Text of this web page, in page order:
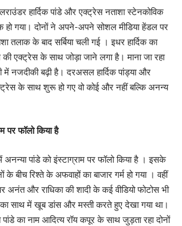
हार्दिक पांडे और एक्ट्रेस नताशा स्टेनकोविक
हो गया। दोनों ने अपने-अपने सोशल मीडिया हेंडल पर
तलाक के बाद सर्बिया चली गई । इधर हार्दिक का
एक्ट्रेस के साथ जोड़ा जाने लगा है। माना जा रहा
में नजदीकी बढ़ी है। दरअसल हार्दिक पांड्या और
के साथ शुरू हो गए वो कोई और नहीं बल्कि अनन्य
पर फॉलो किया है
में अनन्या पांडे को इंस्टाग्राम पर फॉलो किया है । इसके
के बीच रिश्ते के अफवाहों का बाजार गर्म हो गया । वहीं
अनंत और राधिका की शादी के कई वीडियो फोटोस भी
साथ में खूब डांस और मस्ती करते हुए देखा गया था।
का नाम आदित्य रॉय कपूर के साथ जुड़ता रहा दोनों